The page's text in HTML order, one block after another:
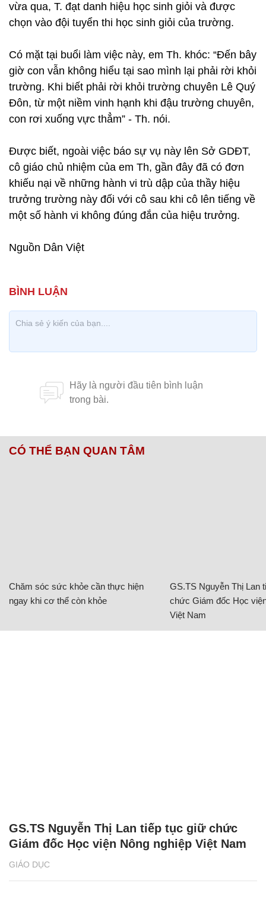
vừa qua, T. đạt danh hiệu học sinh giỏi và được
chọn vào đội tuyển thi học sinh giỏi của trường.
Có mặt tại buổi làm việc này, em Th. khóc: “Đến bây
giờ con vẫn không hiểu tại sao mình lại phải rời khỏi
trường. Khi biết phải rời khỏi trường chuyên Lê Quý
Đôn, từ một niềm vinh hạnh khi đậu trường chuyên,
con rơi xuống vực thẳm” - Th. nói.
Được biết, ngoài việc báo sự vụ này lên Sở GDĐT,
cô giáo chủ nhiệm của em Th, gần đây đã có đơn
khiếu nại về những hành vi trù dập của thầy hiệu
trưởng trường này đối với cô sau khi cô lên tiếng về
một số hành vi không đúng đắn của hiệu trưởng.
Nguồn Dân Việt
CÓ THỂ BẠN QUAN TÂM
Chăm sóc sức khỏe cần thực hiện
ngay khi cơ thể còn khỏe
GS.TS Nguyễn Thị Lan
chức Giám đốc Học
Việt Nam
GIÁO DỤC
GS.TS Nguyễn Thị Lan tiếp tục giữ chức
Giám đốc Học viện Nông nghiệp Việt Nam